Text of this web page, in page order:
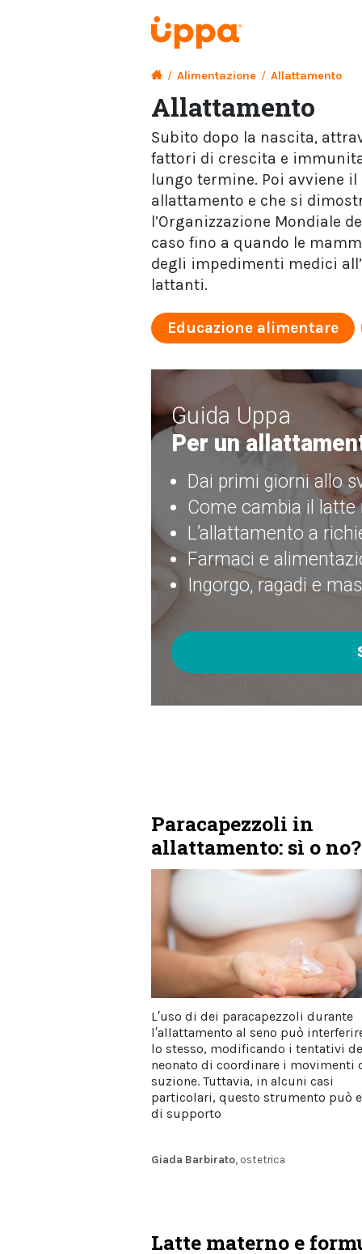
/ Alimentazione / Allattamento
Allattamento
Subito dopo la nascita,
fattori di crescita e
lungo termine. Poi avviene
allattamento e che si
l’Organizzazione Mondiale
caso fino a quando le
degli impedimenti medici
lattanti.
Educazione alimentare
Guida Uppa
Per un
Dai primi giorni allo
Come cambia il
L’allattamento a
Farmaci e
Ingorgo, ragadi e
Paracapezzoli in
allattamento: sì o no?
Giada Barbirato, ostetrica
L′uso di dei paracapezzoli durante
l′allattamento al seno può
lo stesso, modificando i tentativi
neonato di coordinare i movimenti
suzione. Tuttavia, in alcuni casi
particolari, questo strumento può
di supporto
Latte materno e